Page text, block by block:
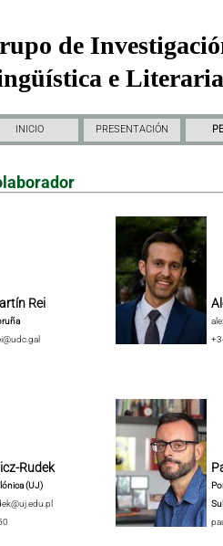
de
e
INICIO PRESENTACIÓN
Rei
Rudek
(UJ)
Sul